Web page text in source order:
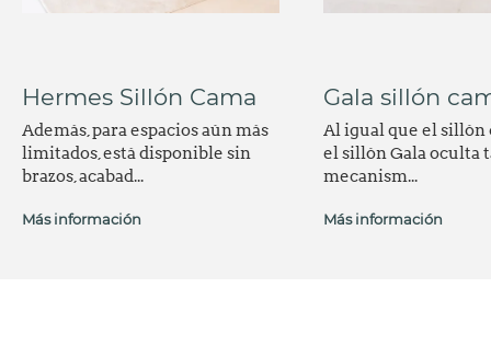
Hermes Sillón Cama
Además, para espacios aún más
limitados, está disponible sin
brazos, acabad...
Más información
Gala sillón
Al igual que el sillón
el sillón Gala oculta
mecanism...
Más información